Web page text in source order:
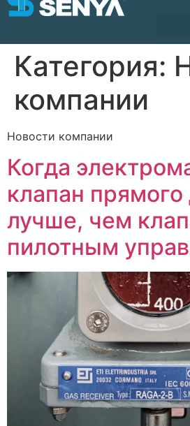
Категория:
компании
Новости компании
Когда
клапан прямого
лучше, чем
пилотным